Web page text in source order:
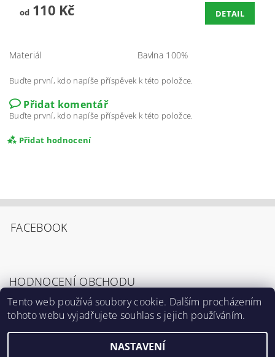
od110 Kč DETAIL
Materiál Bavlna 100%
Buďte první, kdo napíše příspěvek k této položce.
Přidat komentář
Buďte první, kdo napíše příspěvek k této položce.
Přidat hodnocení
Souhlasím sPodmínkami ochrany osobních
FACEBOOK
HODNOCENÍ OBCHODU
Zobrazit všechna hodnocení obchodu
Tento web používá soubory cookie. Dalším procházením
tohoto webu vyjadřujete souhlas s jejich používáním.
NASTAVENÍ